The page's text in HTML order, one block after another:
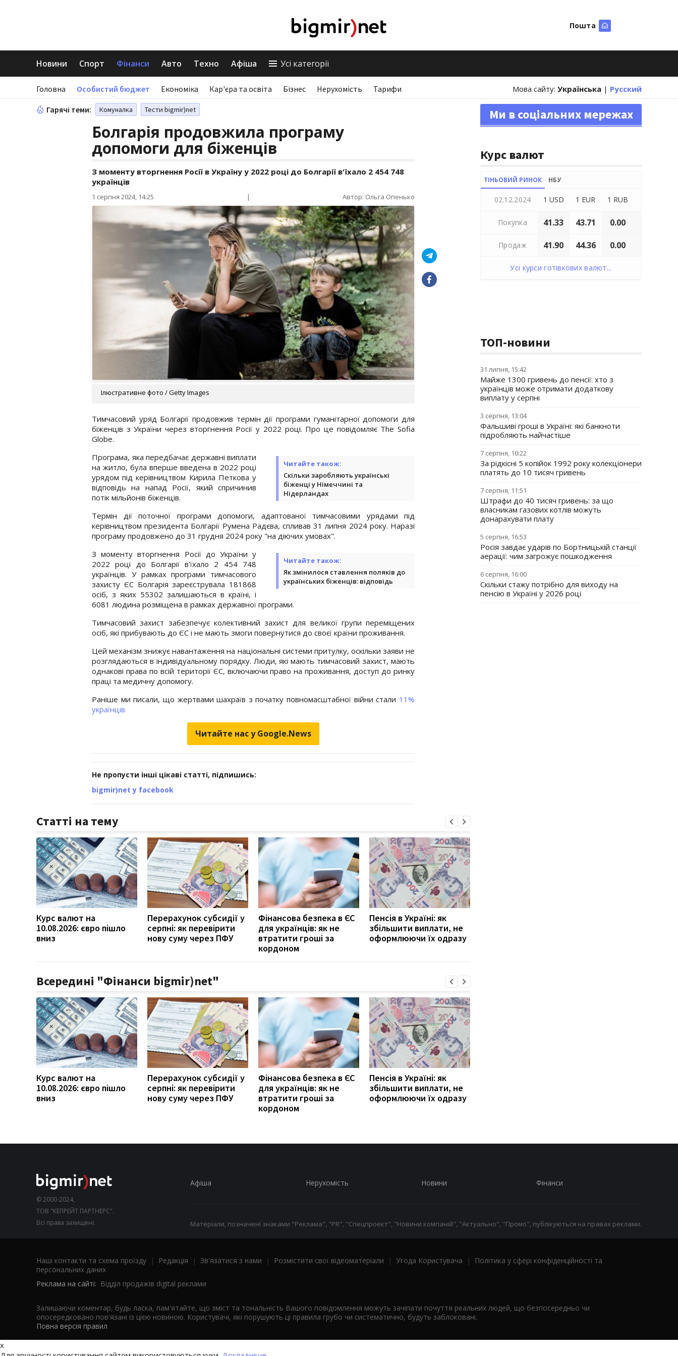
Пошта
Новини Спорт Фінанси Авто Техно Афіша Усі категорії
Головна Особистий бюджет Економіка Кар'єра та освіта Бізнес Нерухомість Тарифи Мова сайту: Українська | Русский
Гарячі теми: Комуналка Тести bigmir)net
Болгарія продовжила програму
допомоги для біженців
З моменту вторгнення Росії в Україну у 2022 році до Болгарії в'їхало 2 454 748
українців
1 серпня 2024, 14:25 | Автор: Ольга Опенько
Ілюстративне фото / Getty Images
Тимчасовий уряд Болгарії продовжив термін дії програми гуманітарної допомоги для
біженців з України через вторгнення Росії у 2022 році. Про це повідомляє The Sofia
Globe.
Читайте також:
Скільки заробляють українські
біженці у Німеччині та
Нідерландах
Програма, яка передбачає державні виплати
на житло, була вперше введена в 2022 році
урядом під керівництвом Кирила Петкова у
відповідь на напад Росії, який спричинив
потік мільйонів біженців.
Термін дії поточної програми допомоги, адаптованої тимчасовими урядами під
керівництвом президента Болгарії Румена Радєва, спливав 31 липня 2024 року. Наразі
програму продовжено до 31 грудня 2024 року "на діючих умовах".
Читайте також:
Як змінилося ставлення поляків до
українських біженців: відповідь
З моменту вторгнення Росії до України у
2022 році до Болгарії в'їхало 2 454 748
українців. У рамках програми тимчасового
захисту ЄС Болгарія зареєструвала 181868
осіб, з яких 55302 залишаються в країні, і
6081 людина розміщена в рамках державної програми.
Тимчасовий захист забезпечує колективний захист для великої групи переміщених
осіб, які прибувають до ЄС і не мають змоги повернутися до своєї країни проживання.
Цей механізм знижує навантаження на національні системи притулку, оскільки заяви не
розглядаються в індивідуальному порядку. Люди, які мають тимчасовий захист, мають
однакові права по всій території ЄС, включаючи право на проживання, доступ до ринку
праці та медичну допомогу.
Раніше ми писали, що жертвами шахраїв з початку повномасштабної війни стали 11%
українців.
Читайте нас у Google.News
Не пропусти інші цікаві статті, підпишись:
bigmir)net у facebook
Статті на тему
Курс валют на
10.08.2026: євро пішло
вниз
Перерахунок субсидії у
серпні: як перевірити
нову суму через ПФУ
Фінансова безпека в ЄС
для українців: як не
втратити гроші за
кордоном
Пенсія в Україні: як
збільшити виплати, не
оформлюючи їх одразу
Всередині "Фінанси bigmir)net"
Курс валют на
10.08.2026: євро пішло
вниз
Перерахунок субсидії у
серпні: як перевірити
нову суму через ПФУ
Фінансова безпека в ЄС
для українців: як не
втратити гроші за
кордоном
Пенсія в Україні: як
збільшити виплати, не
оформлюючи їх одразу
Ми в соціальних мережах
Курс валют
ТІНЬОВИЙ РИНОК НБУ
02.12.2024 1 USD 1 EUR 1 RUB
Покупка 41.33 43.71 0.00
Продаж 41.90 44.36 0.00
Усі курси готівкових валют...
ТОП-новини
31 липня, 15:42
Майже 1300 гривень до пенсії: хто з
українців може отримати додаткову
виплату у серпні
3 серпня, 13:04
Фальшиві гроші в Україні: які банкноти
підробляють найчастіше
7 серпня, 10:22
За рідкісні 5 копійок 1992 року колекціонери
платять до 10 тисяч гривень
7 серпня, 11:51
Штрафи до 40 тисяч гривень: за що
власникам газових котлів можуть
донарахувати плату
5 серпня, 16:53
Росія завдає ударів по Бортницькій станції
аерації: чим загрожує пошкодження
6 серпня, 16:00
Скільки стажу потрібно для виходу на
пенсію в Україні у 2026 році
© 2000-2024,
ТОВ "КЕПРЕЙТ ПАРТНЕРС".
Всі права захищені.
Афіша Нерухомість Новини Фінанси
Матеріали, позначені знаками "Реклама", "PR", "Спецпроект", "Новини компаній", "Актуально", "Промо", публікуються на правах реклами.
Наші контакти та схема проїзду | Редакція | Зв'язатися з нами | Розмістити свої відеоматеріали | Угода Користувача |
Політика у сфері конфіденційності та
персональних даних
Реклама на сайті: Відділ продажів digital реклами
Залишаючи коментар, будь ласка, пам'ятайте, що зміст та тональність Вашого повідомлення можуть зачіпати почуття реальних людей, що безпосередньо чи
опосередковано пов'язані із цією новиною. Користувачі, які порушують ці правила грубо чи систематично, будуть заблоковані.
Повна версія правил
x